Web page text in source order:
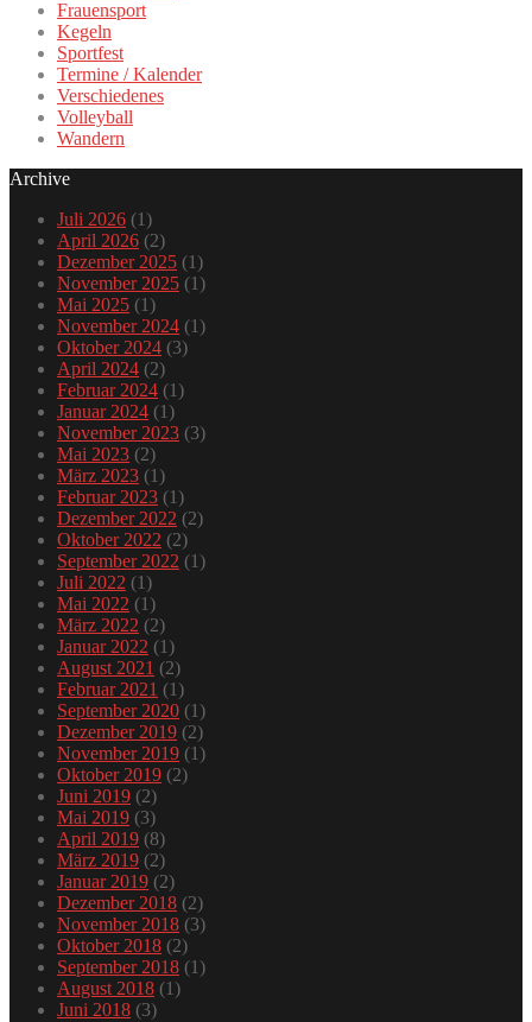
Frauensport
Kegeln
Sportfest
Termine / Kalender
Verschiedenes
Volleyball
Wandern
Archive
Juli 2026 (1)
April 2026 (2)
Dezember 2025 (1)
November 2025 (1)
Mai 2025 (1)
November 2024 (1)
Oktober 2024 (3)
April 2024 (2)
Februar 2024 (1)
Januar 2024 (1)
November 2023 (3)
Mai 2023 (2)
März 2023 (1)
Februar 2023 (1)
Dezember 2022 (2)
Oktober 2022 (2)
September 2022 (1)
Juli 2022 (1)
Mai 2022 (1)
März 2022 (2)
Januar 2022 (1)
August 2021 (2)
Februar 2021 (1)
September 2020 (1)
Dezember 2019 (2)
November 2019 (1)
Oktober 2019 (2)
Juni 2019 (2)
Mai 2019 (3)
April 2019 (8)
März 2019 (2)
Januar 2019 (2)
Dezember 2018 (2)
November 2018 (3)
Oktober 2018 (2)
September 2018 (1)
August 2018 (1)
Juni 2018 (3)